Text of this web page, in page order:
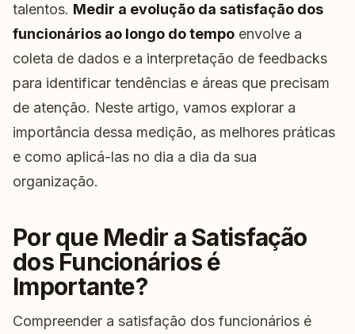
talentos. Medir a evolução da satisfação dos
funcionários ao longo do tempo envolve a
coleta de dados e a interpretação de feedbacks
para identificar tendências e áreas que precisam
de atenção. Neste artigo, vamos explorar a
importância dessa medição, as melhores práticas
e como aplicá-las no dia a dia da sua
organização.
Por que Medir a Satisfação
dos Funcionários é
Importante?
Compreender a satisfação dos funcionários é